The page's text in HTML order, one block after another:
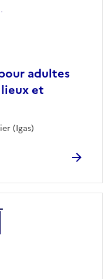
adultes
et
(Igas)